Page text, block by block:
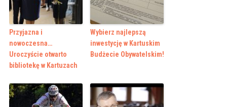
Przyjazna i
nowoczesna…
Uroczyście otwarto
bibliotekę w Kartuzach
Wybierz najlepszą
inwestycję w Kartuskim
Budżecie Obywatelskim!